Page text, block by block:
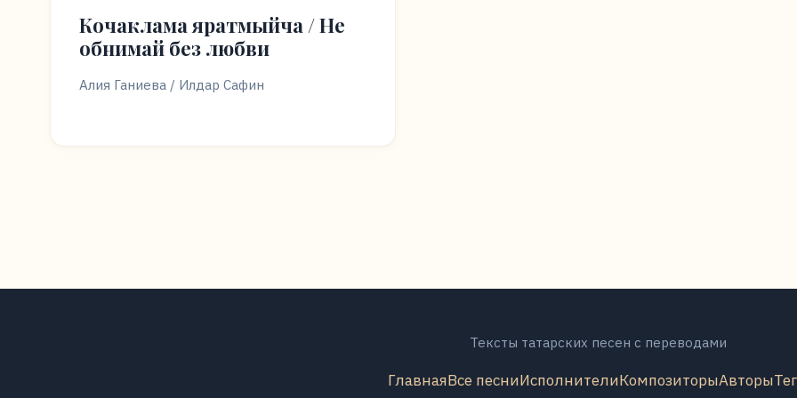
Кочаклама яратмыйча / Не
обнимай без любви
Алия Ганиева / Илдар Сафин
Тексты татарских песен с переводами
ГлавнаяВсе песниИсполнителиКомпозиторыАвторы